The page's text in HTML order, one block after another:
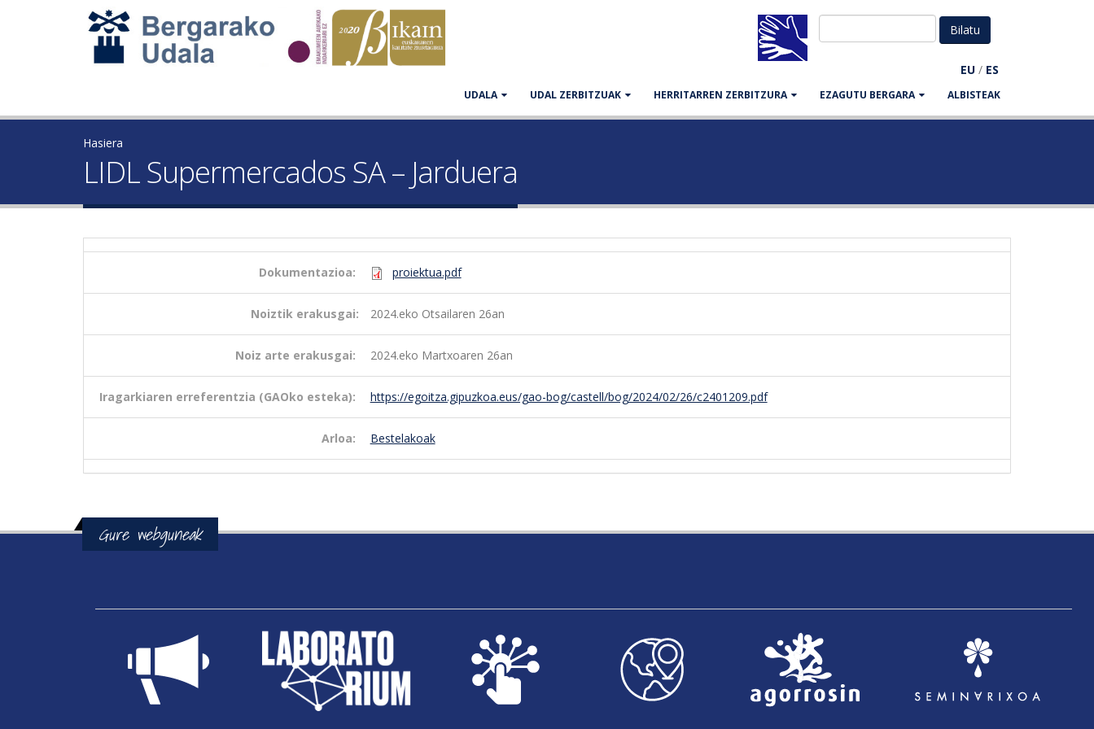
EU / ES
UDALA UDAL ZERBITZUAK HERRITARREN ZERBITZURA EZAGUTU BERGARA ALBISTEAK
Hasiera
LIDL Supermercados SA – Jarduera
Dokumentazioa: proiektua.pdf
Noiztik erakusgai: 2024.eko Otsailaren 26an
Noiz arte erakusgai: 2024.eko Martxoaren 26an
Iragarkiaren erreferentzia (GAOko esteka): https://egoitza.gipuzkoa.eus/gao-bog/castell/bog/2024/02/26/c2401209.pdf
Arloa: Bestelakoak
Gure webguneak